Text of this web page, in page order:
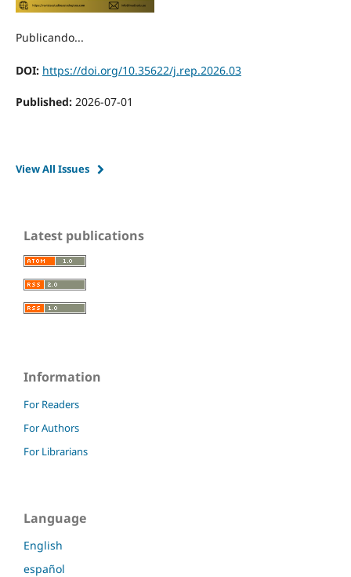
Publicando...
DOI: https://doi.org/10.35622/j.rep.2026.03
Published: 2026-07-01
View All Issues
Latest publications
Information
For Readers
For Authors
For Librarians
Language
English
español